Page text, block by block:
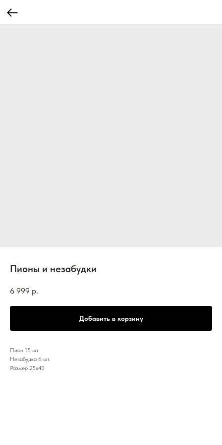
Пионы и незабудки
6 999 р.
Добавить в корзину
Пион 15 шт.
Незабудка 6 шт.
Размер 25х40